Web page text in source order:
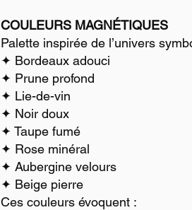
COULEURS MAGNÉTIQUES
Palette inspirée de l’univers
✦ Bordeaux adouci
✦ Prune profond
✦ Lie-de-vin
✦ Noir doux
✦ Taupe fumé
✦ Rose minéral
✦ Aubergine velours
✦ Beige pierre
Ces couleurs évoquent :